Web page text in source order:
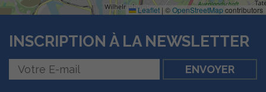
Leaflet | ©OpenStreetMapcontributors
INSCRIPTION À LA NEWSLETTER